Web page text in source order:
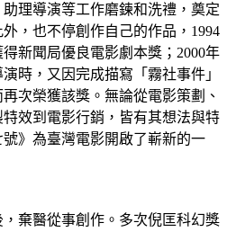
理導演等工作磨鍊和洗禮，奠定
，也不停創作自己的作品，1994
新聞局優良電影劇本獎；2000年
時，又因完成描寫「霧社事件」
次榮獲該獎。無論從電影策劃、
效到電影行銷，皆有其想法與特
》為臺灣電影開啟了嶄新的一
棄醫從事創作。多次倪匡科幻獎